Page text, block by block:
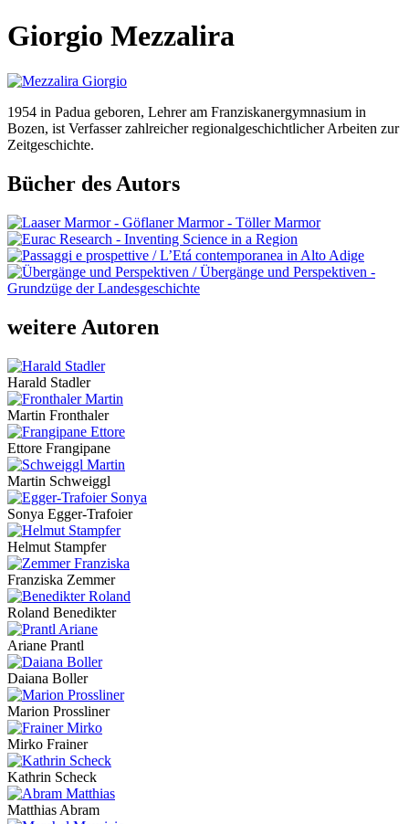
Giorgio Mezzalira
1954 in Padua geboren, Lehrer am Franziskanergymnasium in
Bozen, ist Verfasser zahlreicher regionalgeschichtlicher Arbeiten zur
Zeitgeschichte.
Bücher des Autors
weitere Autoren
Harald Stadler
Martin Fronthaler
Ettore Frangipane
Martin Schweiggl
Sonya Egger-Trafoier
Helmut Stampfer
Franziska Zemmer
Roland Benedikter
Ariane Prantl
Daiana Boller
Marion Prossliner
Mirko Frainer
Kathrin Scheck
Matthias Abram